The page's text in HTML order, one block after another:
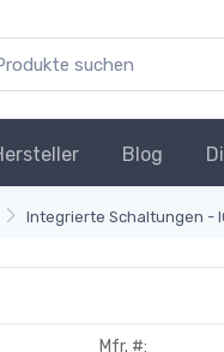
Blog
Integrierte Schaltungen -
Mfr. #: